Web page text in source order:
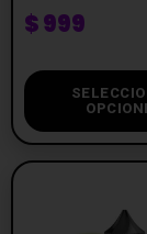
$999